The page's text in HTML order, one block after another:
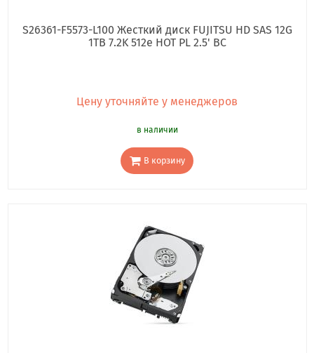
S26361-F5573-L100 Жесткий диск FUJITSU HD SAS 12G
1TB 7.2K 512e HOT PL 2.5' BC
Цену уточняйте у менеджеров
в наличии
В корзину